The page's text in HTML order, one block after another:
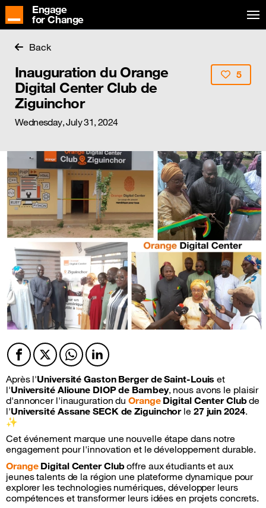
Engage
for Change
Back
Inauguration du Orange
Digital Center Club de
Ziguinchor
Wednesday, July 31, 2024
5
Facebook
TwitterTwitterTwitter
Après l'Université Gaston Berger de Saint-Louis et
l'Université Alioune DIOP de Bambey, nous avons le plaisir
d'annoncer l'inauguration duOrangeDigital Center Clubde
l'Université Assane SECK de Ziguinchor le 27 juin 2024.
✨
Cet événement marque une nouvelle étape dans notre
engagement pour l'innovation et le développement durable.
OrangeDigital Center Cluboffre aux étudiants et aux
jeunes talents de la région une plateforme dynamique pour
explorer les technologies numériques, développer leurs
compétences et transformer leurs idées en projets concrets.